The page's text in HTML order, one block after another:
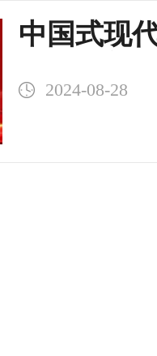
中国式现
2024-08-28